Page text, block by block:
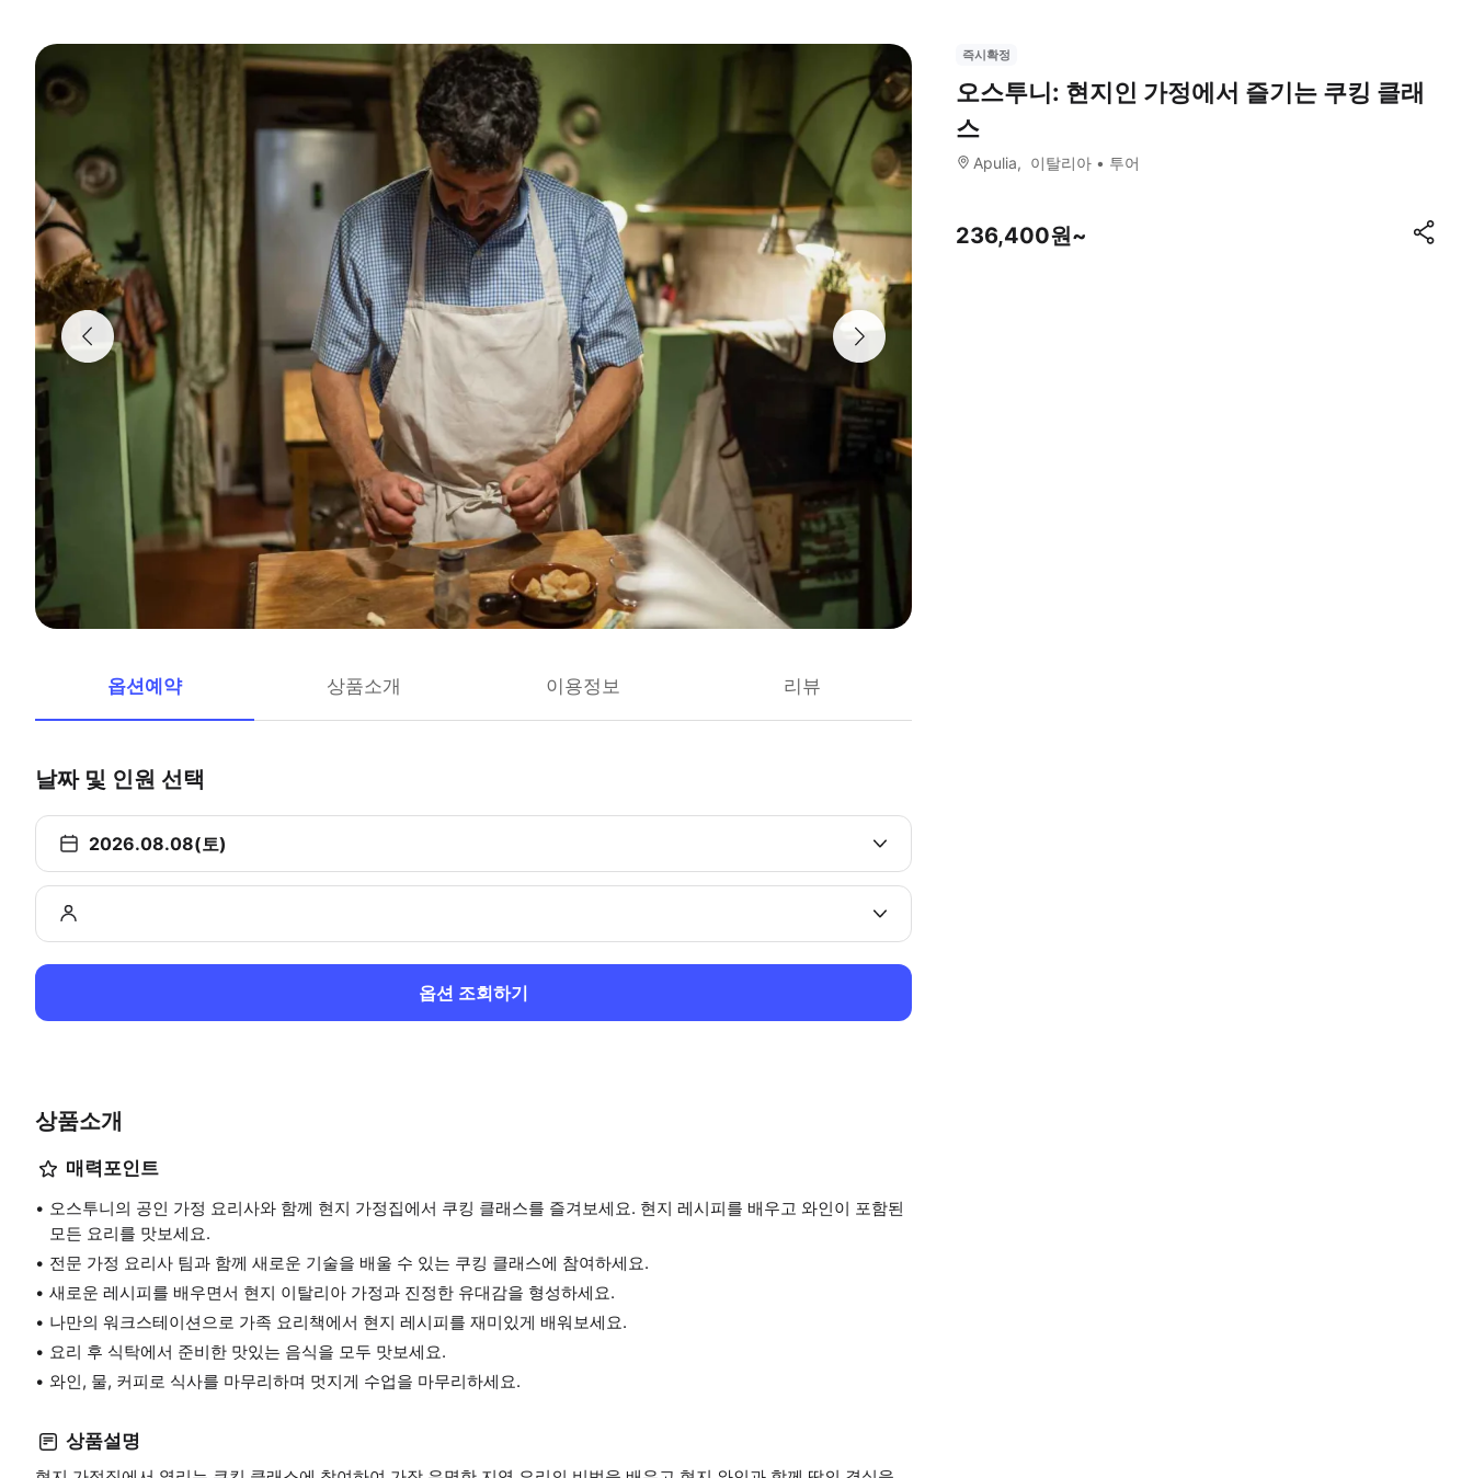
옵션예약 상품소개 이용정보 리뷰
날짜 및 인원 선택
2026.08.08(토)
옵션 조회하기
상품소개
매력포인트
오스투니의 공인 가정 요리사와 함께 현지 가정집에서 쿠킹 클래스를 즐겨보세요. 현지 레시피를 배우고 와인이 포함된
모든 요리를 맛보세요.
전문 가정 요리사 팀과 함께 새로운 기술을 배울 수 있는 쿠킹 클래스에 참여하세요.
새로운 레시피를 배우면서 현지 이탈리아 가정과 진정한 유대감을 형성하세요.
나만의 워크스테이션으로 가족 요리책에서 현지 레시피를 재미있게 배워보세요.
요리 후 식탁에서 준비한 맛있는 음식을 모두 맛보세요.
와인, 물, 커피로 식사를 마무리하며 멋지게 수업을 마무리하세요.
상품설명
즉시확정
오스투니: 현지인 가정에서 즐기는 쿠킹 클래
스
Apulia 이탈리아 투어
236,400원~